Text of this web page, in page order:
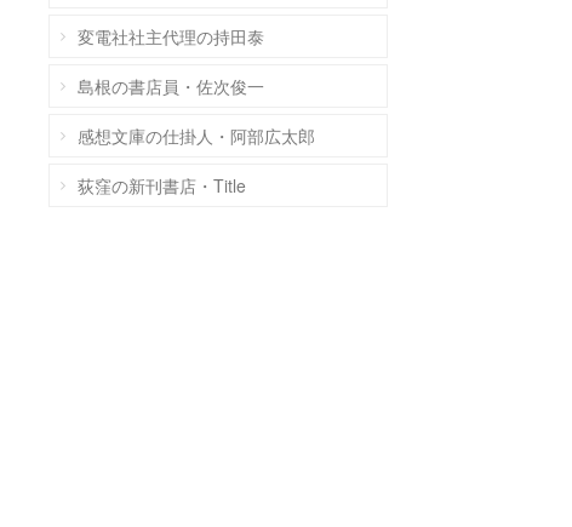
変電社社主代理の持田泰
島根の書店員・佐次俊一
感想文庫の仕掛人・阿部広太郎
荻窪の新刊書店・Title